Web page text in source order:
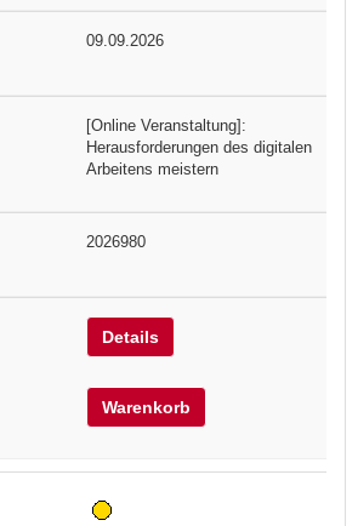
09.09.2026
[Online Veranstaltung]:
Herausforderungen des digitalen
Arbeitens meistern
2026980
Details
Warenkorb